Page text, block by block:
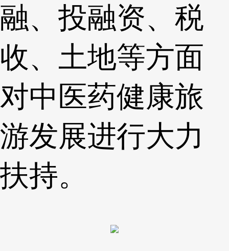
融、投融资、税
收、土地等方面
对中医药健康旅
游发展进行大力
扶持。